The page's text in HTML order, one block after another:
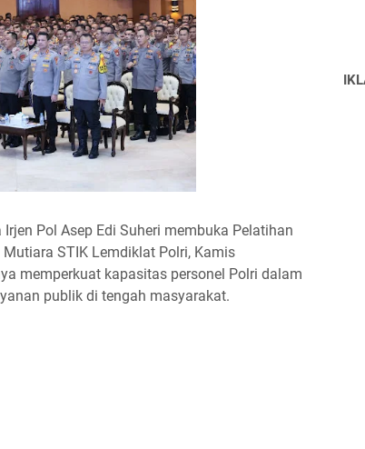
Pol Asep Edi Suheri membuka Pelatihan
STIK Lemdiklat Polri, Kamis
memperkuat kapasitas personel Polri dalam
publik di tengah masyarakat.